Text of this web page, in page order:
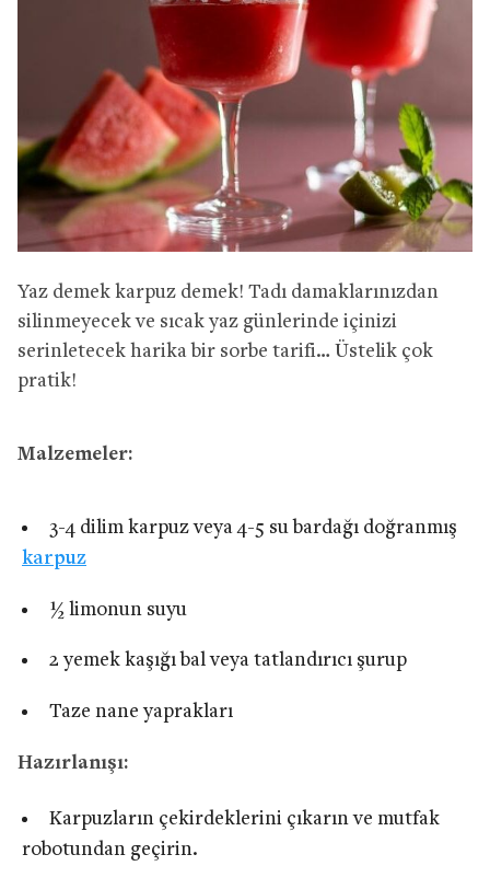
Yaz demek karpuz demek! Tadı damaklarınızdan
silinmeyecek ve sıcak yaz günlerinde içinizi
serinletecek harika bir sorbe tarifi… Üstelik çok
pratik!
Malzemeler:
3-4 dilim karpuz veya 4-5 su bardağı doğranmış
karpuz
½ limonun suyu
2 yemek kaşığı bal veya tatlandırıcı şurup
Taze nane yaprakları
Hazırlanışı:
Karpuzların çekirdeklerini çıkarın ve mutfak
robotundan geçirin.